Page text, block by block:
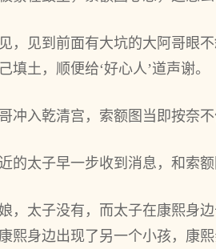
，见到前面有大坑的大阿哥眼
填土，顺便给‘好心人’道声谢。
冲入乾清宫，索额图当即按奈
的太子早一步收到消息，和索
，太子没有，而太子在康熙身
熙身边出现了另一个小孩，康